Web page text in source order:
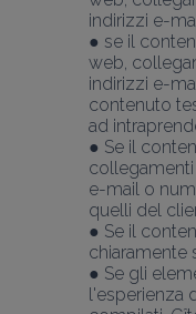
indirizzi e-
● se il
web,
indirizzi e-
contenuto
ad
● Se il
collegamenti
e-mail o
quelli del
● Se il
chiaramente
● Se gli
l'esperienza